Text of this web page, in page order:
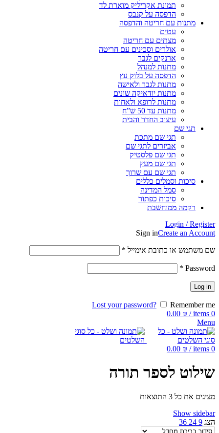
תמונת אקריליק מוארת לד
הדפסה על קנבס
מתנות עם חריטה והדפסה
עטים
מצתים עם חריטה
אולרים וסכינים עם חריטה
ארנקים לגבר
מתנות למנהל
הדפסה על בלוק עץ
מתנות לגבר ולאישה
מתנות יודאיקה שונים
מתנות לרופא ולאחות
מתנות עד 50 ש”ח
עיצוב החדר והבית
תגי שם
תגי שם מתכת
אביזרים לתגי שם
תגי שם פלסטיק
תגי שם מעץ
תגי שם עם שרוך
סיכות וסמלים כללים
סמל המדינה
סיכות כפתור
רקמה ממוחשבת
Login / Register
Sign inCreate an Account
שם משתמש או כתובת אימייל *
Password
*
Log in
Lost your password?
Remember me
0
items
/
0.00 ₪
Menu
0
items
/
0.00 ₪
שילוט לספר תורה
מציגים את כל ⁦3⁩ התוצאות
Show sidebar
הצג 9
24
36